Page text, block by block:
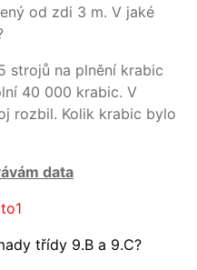
od zdi 3 m. V jaké
strojů na plnění krabic
40 000 krabic. V
rozbil. Kolik krabic bylo
data
třídy 9.B a 9.C?